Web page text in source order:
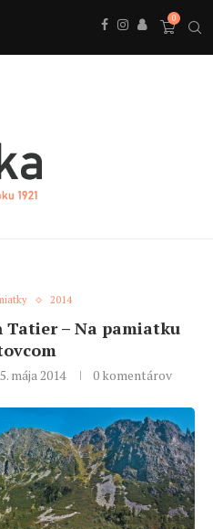
0
2014
Tatier – Na pamiatku
mája 2014 0 komentárov